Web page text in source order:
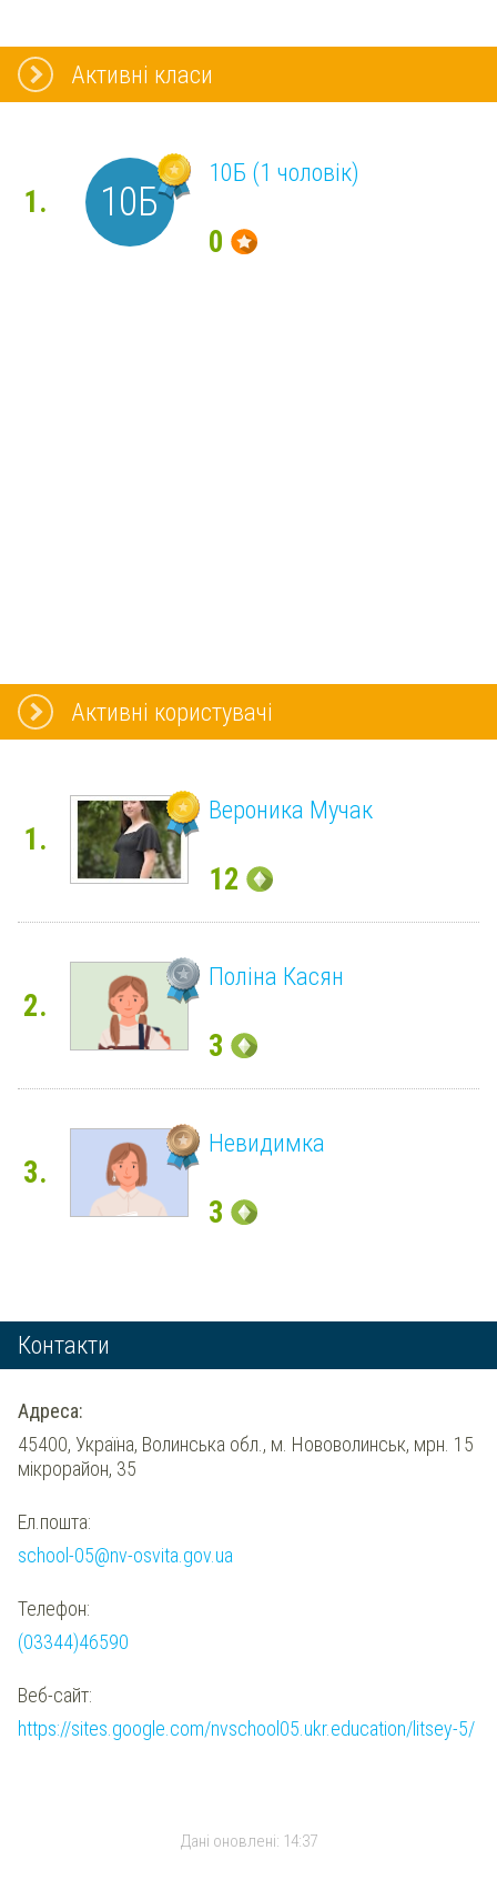
Активні класи
1. 10Б
10Б (1 чоловік)
0
Активні користувачі
1.
Вероника Мучак
12
2.
Поліна Касян
3
3.
Невидимка
3
Контакти
Адреса:
45400, Україна, Волинська обл., м. Нововолинськ, мрн. 15
мікрорайон, 35
Ел.пошта:
school-05@nv-osvita.gov.ua
Телефон:
(03344)46590
Веб-сайт:
https://sites.google.com/nvschool05.ukr.education/litsey-5/
Дані оновлені: 14:37